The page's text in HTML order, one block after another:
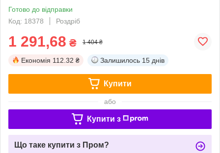
Готово до відправки
Код: 18378
Роздріб
1 291,68 ₴ 1 404 ₴
Економія 112.32 ₴ Залишилось 15 днів
Купити
або
Купити з
Що таке купити з Пром?